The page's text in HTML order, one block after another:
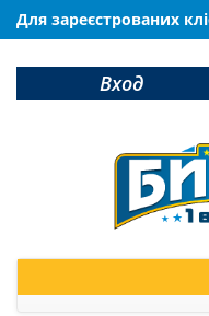
Для зареєстрованих
Вход